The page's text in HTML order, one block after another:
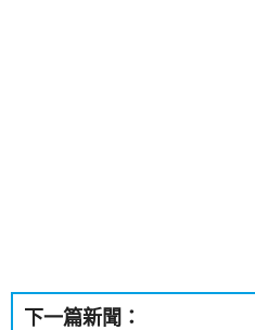
下一篇新聞：